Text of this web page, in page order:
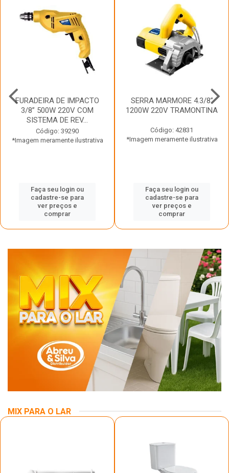
FURADEIRA DE IMPACTO
3/8” 500W 220V COM
SISTEMA DE REV...
Código: 39290
*Imagem meramente ilustrativa
Faça seu login ou
cadastre-se para
ver preços e
comprar
SERRA MARMORE 4.3/8”
1200W 220V TRAMONTINA
Código: 42831
*Imagem meramente ilustrativa
Faça seu login ou
cadastre-se para
ver preços e
comprar
MIX PARA O LAR